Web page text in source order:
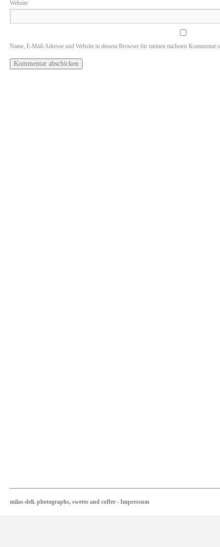
Website
Name, E-Mail-Adresse und Website in diesem Browser für meinen nächsten Kommentar
milas-deli. photographs, sweets and coffee - Impressum